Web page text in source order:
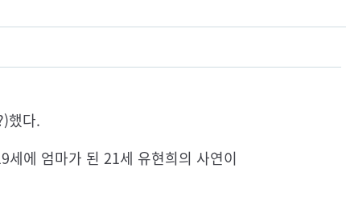
했다.
에 엄마가 된 21세 유현희의 사연이